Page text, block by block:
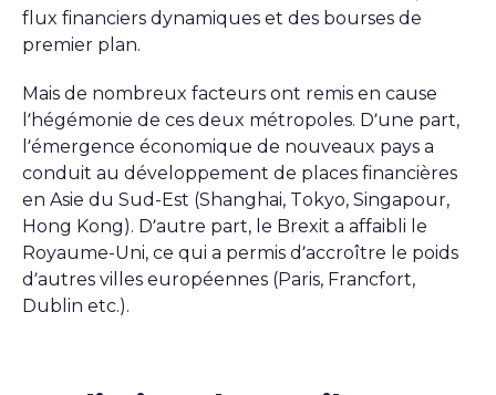
flux financiers dynamiques et des bourses de
premier plan.
Mais de nombreux facteurs ont remis en cause
l’hégémonie de ces deux métropoles. D’une part,
l’émergence économique de nouveaux pays a
conduit au développement de places financières
en Asie du Sud-Est (Shanghai, Tokyo, Singapour,
Hong Kong). D’autre part, le Brexit a affaibli le
Royaume-Uni, ce qui a permis d’accroître le poids
d’autres villes européennes (Paris, Francfort,
Dublin etc.).